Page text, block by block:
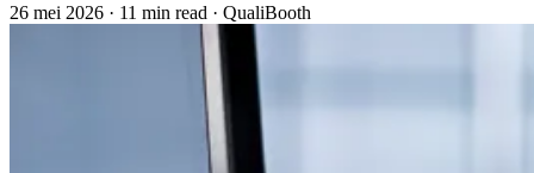
26 mei 2026 · 11 min read · QualiBooth